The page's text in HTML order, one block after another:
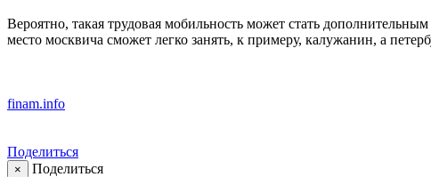
Вероятно, такая трудовая мобильность может стать
место москвича сможет легко занять, к примеру, калужанин, а
finam.info
Поделиться
×
Поделиться